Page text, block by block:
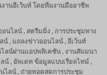
านอีเว้นท์ โดยทีมงานมืออาชีพ
อนไลน์, สตรีมมิ่ง , การประชุมทาง
, แถลงข่าวออนไลน์ , อีเว้นท์
ลน์ผ่านแอปพลิเคชัน , งานสัมมนา
น์ , อัพเดท ข้อมูลแบบเรียลไทม์ ,
ลน์ , ถ่ายทอดสดการประชุม